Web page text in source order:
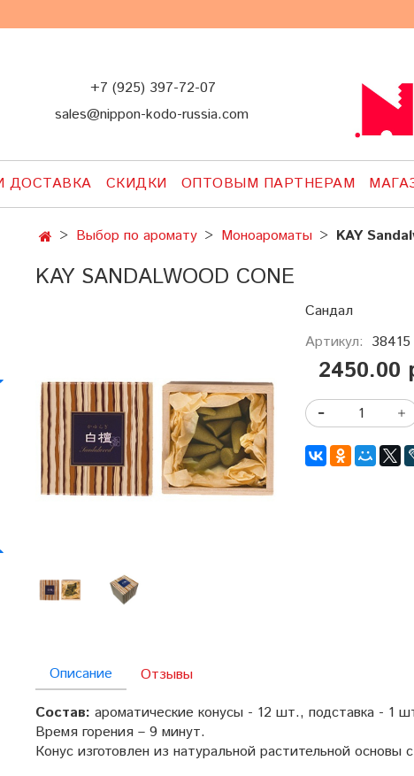
+7 (925) 397-72-07
sales@nippon-kodo-russia.com
ДОСТАВКА СКИДКИ ОПТОВЫМ ПАРТНЕРАМ
Выбор по аромату Моноароматы KAY
KAY SANDALWOOD CONE
Сандал
Артикул: 38415
2450.00
Описание
Состав: ароматические конусы - 12 шт., подставка - 1
Время горения – 9 минут.
Конус изготовлен из натуральной растительной
Отзывы